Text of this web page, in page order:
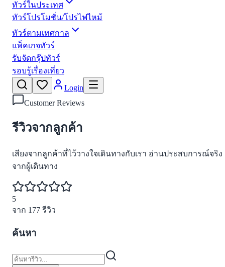
ทัวร์ในประเทศ
ทัวร์โปรโมชั่น/โปรไฟไหม้
ทัวร์ตามเทศกาล
แพ็คเกจทัวร์
รับจัดกรุ๊ปทัวร์
รอบรู้เรื่องเที่ยว
Login
Customer Reviews
รีวิวจากลูกค้า
เสียงจากลูกค้าที่ไว้วางใจเดินทางกับเรา อ่านประสบการณ์จริง
จากผู้เดินทาง
5
จาก 177 รีวิว
ค้นหา